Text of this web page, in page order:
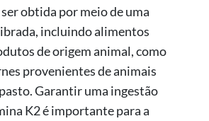
obtida por meio de uma
incluindo alimentos
de origem animal, como
provenientes de animais
Garantir uma ingestão
K2 é importante para a